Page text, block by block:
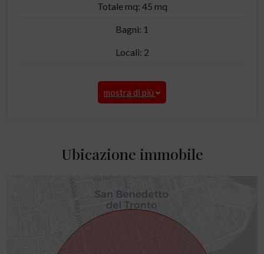
Totale mq: 45 mq
Bagni: 1
Locali: 2
mostra di più
Ubicazione immobile